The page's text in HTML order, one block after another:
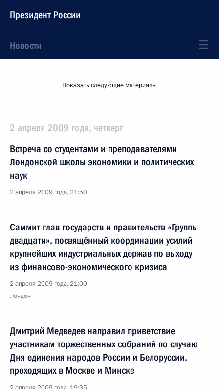
Президент России
Новости
Показать следующие материалы
2 апреля 2009 года, четверг
Встреча со студентами и преподавателями
Лондонской школы экономики и политических
наук
2 апреля 2009 года, 21:50
Саммит глав государств и правительств «Группы
двадцати», посвящённый координации усилий
крупнейших индустриальных держав по выходу
из финансово-экономического кризиса
2 апреля 2009 года, 21:00
Лондон
Дмитрий Медведев направил приветствие
участникам торжественных собраний по случаю
Дня единения народов России и Белоруссии,
проходящих в Москве и Минске